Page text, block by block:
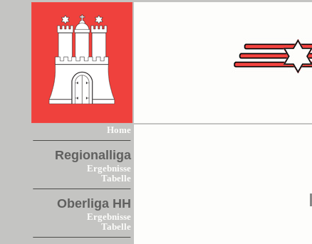
Home
Regionalliga
Ergebnisse
Tabelle
Oberliga HH
Ergebnisse
Tabelle